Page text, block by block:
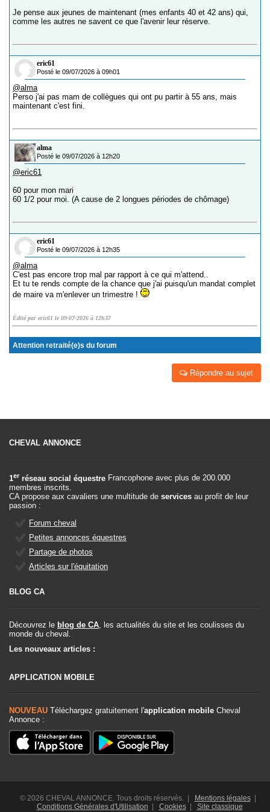
Je pense aux jeunes de maintenant (mes enfants 40 et 42 ans) qui,
comme les autres ne savent ce que l'avenir leur réserve.
eric61
Posté le 09/07/2026 à 09h01
@alma
Perso j'ai pas mam de collègues qui ont pu partir à 55 ans, mais
maintenant c'est fini.
alma
Posté le 09/07/2026 à 12h20
@eric61
60 pour mon mari
60 1/2 pour moi. (A cause de 2 longues périodes de chômage)
eric61
Posté le 09/07/2026 à 12h35
@alma
C'est pas encore trop mal par rapport à ce qui m'attend..
Et tu te rends compte de la chance que j'ai puisqu'un mandat complet
de maire va m'enlever un trimestre !
Édité par eric61 le 09-07-2026 à 12h37
Attention retraité(e)s du forum
Répondre au sujet
CHEVAL ANNONCE
1er réseau social équestre Francophone avec plus de 200.000
membres inscrits.
CA propose aux cavaliers une multitude de services au profit de leur
passion :
Forum cheval
Petites annonces équestres
Partage de photos
Articles sur l'équitation
BLOG CA
Découvrez le blog de CA , les actualités du site et les coulisses du
monde du cheval.
Les nouveaux articles :
APPLICATION MOBILE
NOUVEAU Téléchargez gratuitement l'application mobile Cheval
Annonce :
© 2026 CHEVAL ANNONCE. Tous droits réservés. | Mentions légales|
Conditions Générales d'Utilisation | Cookies| Site classique